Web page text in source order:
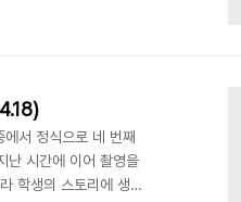
이가 시작되자마자 너
는 ..
서 정식으로 네 번째
난 시간에 이어 촬영을
학생의 스토리에 생각